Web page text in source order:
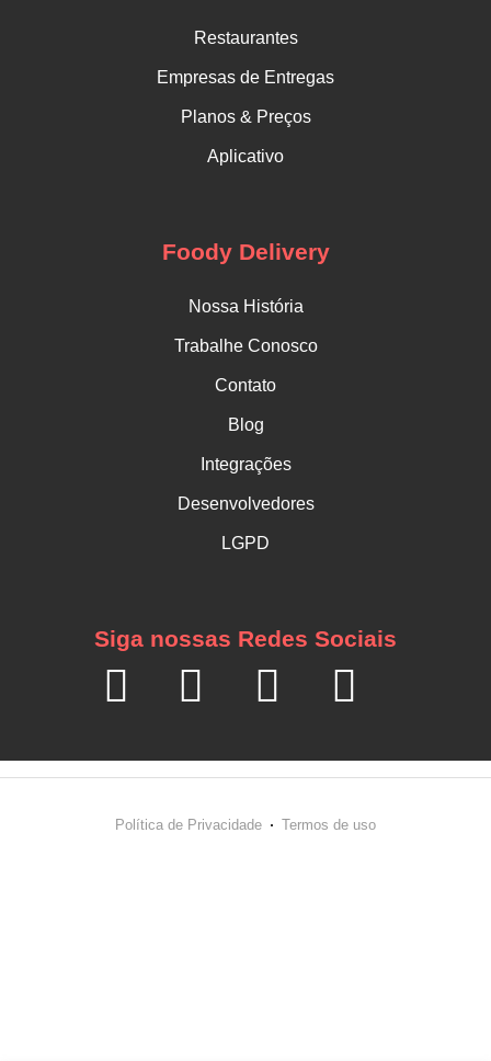
Restaurantes
Empresas de Entregas
Planos & Preços
Aplicativo
Foody Delivery
Nossa História
Trabalhe Conosco
Contato
Blog
Integrações
Desenvolvedores
LGPD
Siga nossas Redes Sociais
Política de Privacidade Termos de uso